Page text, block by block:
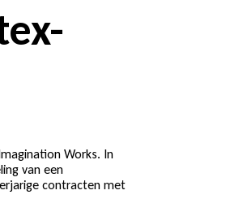
Works. In
van een
contracten met